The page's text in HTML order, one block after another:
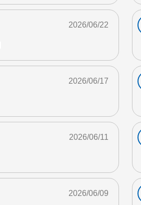
2026/06/22
2026/06/17
2026/06/11
2026/06/09